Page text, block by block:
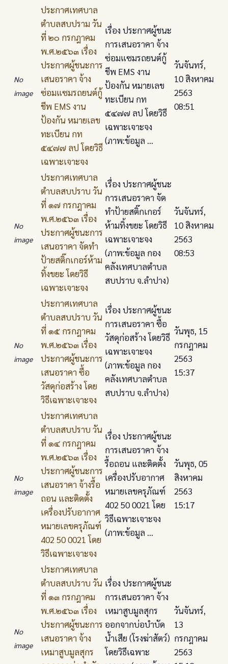
No
image
ประกาศเทศบาล
ตําบลสบปราม วัน
ที่ ๒๐ กรกฎาคม
พ.ศ.๒๕๖๓ เรื่อง
ประกาศผู้ชนะการ
เสนอราคา จ้าง
ซ่อมแซมรถยนต์กู้
ชีพ EMS งาน
ป้องกัน หมายเลข
ทะเบียน กท
๕๔๗๗ ลป โดยวิธี
เฉพาะเจาะจง
เรื่อง ประกาศผู้ชนะ
การเสนอราคา จ้าง
ซ่อมแซมรถยนต์กู้
ชีพ EMS งาน
ป้องกัน หมายเลข
ทะเบียน กท
๕๔๗๗ ลป โดยวิธี
เฉพาะเจาะจง
(ภาพ:ข้อมูล ...
วันจันทร์,
10 สิงหาคม
2563
08:51
No
image
ประกาศเทศบาล
ตําบลสบปราบ วัน
ที่ ๑๗ กรกฎาคม
พ.ศ.๒๕๖๓ เรื่อง
ประกาศผู้ชนะการ
เสนอราคา จัดทํา
ป้ายสติ๊กเกอร์ห้าม
ทิ้งขยะ โดยวิธี
เฉพาะเจาะจง
เรื่อง ประกาศผู้ชนะ
การเสนอราคา จัด
ทําป้ายสติ๊กเกอร์
ห้ามทิ้งขยะ โดยวิธี
เฉพาะเจาะจง
(ภาพ:ข้อมูล กอง
คลังเทศบาลตำบล
สบปราบ จ.ลำปาง)
วันจันทร์,
10 สิงหาคม
2563
08:53
No
image
ประกาศเทศบาล
ตําบลสบปราบ วัน
ที่ ๑๕ กรกฎาคม
พ.ศ.๒๕๖๓ เรื่อง
ประกาศผู้ชนะการ
เสนอราคา ซื้อ
วัสดุก่อสร้าง โดย
วิธีเฉพาะเจาะจง
เรื่อง ประกาศผู้ชนะ
การเสนอราคา ซื้อ
วัสดุก่อสร้าง โดยวิธี
เฉพาะเจาะจง
(ภาพ:ข้อมูล กอง
คลังเทศบาลตำบล
สบปราบ จ.ลำปาง)
วันพุธ, 15
กรกฎาคม
2563
15:37
No
image
ประกาศเทศบาล
ตําบลสบปราบ วัน
ที่ ๑๔ กรกฎาคม
พ.ศ.๒๕๖๓ เรื่อง
ประกาศผู้ชนะการ
เสนอราคา จ้างรื้อ
ถอน และติดตั้ง
เครื่องปรับอากาศ
หมายเลขครุภัณฑ์
402 50 0021 โดย
วิธีเฉพาะเจาะจง
เรื่อง ประกาศผู้ชนะ
การเสนอราคา จ้าง
รื้อถอน และติดตั้ง
เครื่องปรับอากาศ
หมายเลขครุภัณฑ์
402 50 0021 โดย
วิธีเฉพาะเจาะจง
(ภาพ:ข้อมูล ...
วันพุธ, 05
สิงหาคม
2563
15:17
No
image
ประกาศเทศบาล
ตําบลสบปราบ วัน
ที่ ๑๓ กรกฎาคม
พ.ศ.๒๕๖๓ เรื่อง
ประกาศผู้ชนะการ
เสนอราคา จ้าง
เหมาสูบมูลสุกร
เรื่อง ประกาศผู้ชนะ
การเสนอราคา จ้าง
เหมาสูบมูลสุกร
ออกจากบ่อบําบัด
น้ำเสีย (โรงฆ่าสัตว์)
โดยวิธีเฉพาะ
วันจันทร์,
13
กรกฎาคม
2563